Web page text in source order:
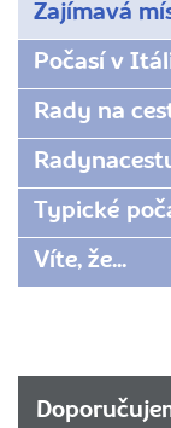
Zajímavá
Počasí v
Rady na
Typické
Víte, že...